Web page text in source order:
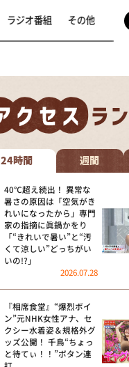
なるみ・岡村の過ぎ
相席食堂
これ余談なんですけ
～人生密着トーク
～ やすとものいた
探偵！ナイトスクープ
news おかえり
河合＆A.B.C-Z塚田
「なんでやねん！？
かえり）
ラジオ番組 その他
24時間 週間
40℃超え続出！ 異常な
暑さの原因は「空気がき
れいになったから」専門
家の指摘に眞鍋かをり
「“きれいで暑い”と“汚
くて涼しい”どっちがい
いの!?」
2026.07.28
『相席食堂』“爆烈ボイ
ン”元NHK女性アナ、セ
クシー水着姿＆規格外グ
ッズ公開！ 千鳥“ちょっ
と待てぃ！！”ボタン連